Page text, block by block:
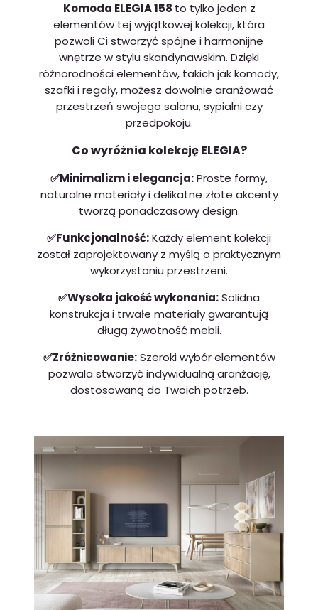
Komoda ELEGIA 158 to tylko jeden z
elementów tej wyjątkowej kolekcji, która
pozwoli Ci stworzyć spójne i harmonijne
wnętrze w stylu skandynawskim. Dzięki
różnorodności elementów, takich jak komody,
szafki i regały, możesz dowolnie aranżować
przestrzeń swojego salonu, sypialni czy
przedpokoju.
Co wyróżnia kolekcję ELEGIA?
✅Minimalizm i elegancja:Proste formy,
naturalne materiały i delikatne złote akcenty
tworzą ponadczasowy design.
✅Funkcjonalność:Każdy element kolekcji
został zaprojektowany z myślą o praktycznym
wykorzystaniu przestrzeni.
✅Wysoka jakość wykonania:Solidna
konstrukcja i trwałe materiały gwarantują
długą żywotność mebli.
✅Zróżnicowanie:Szeroki wybór elementów
pozwala stworzyć indywidualną aranżację,
dostosowaną do Twoich potrzeb.